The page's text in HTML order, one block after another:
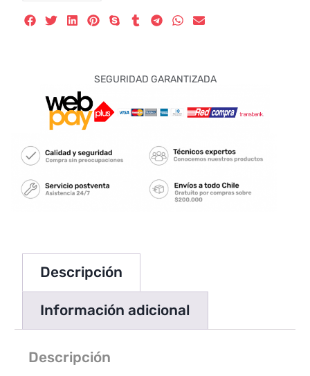
SEGURIDAD GARANTIZADA
Descripción
Información adicional
Descripción